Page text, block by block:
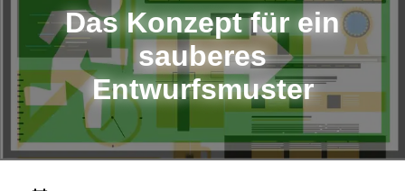
Das Konzept für ein
sauberes
Entwurfsmuster